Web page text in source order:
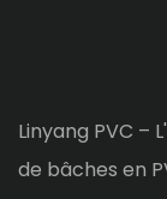
Linyang PVC –
de bâches en